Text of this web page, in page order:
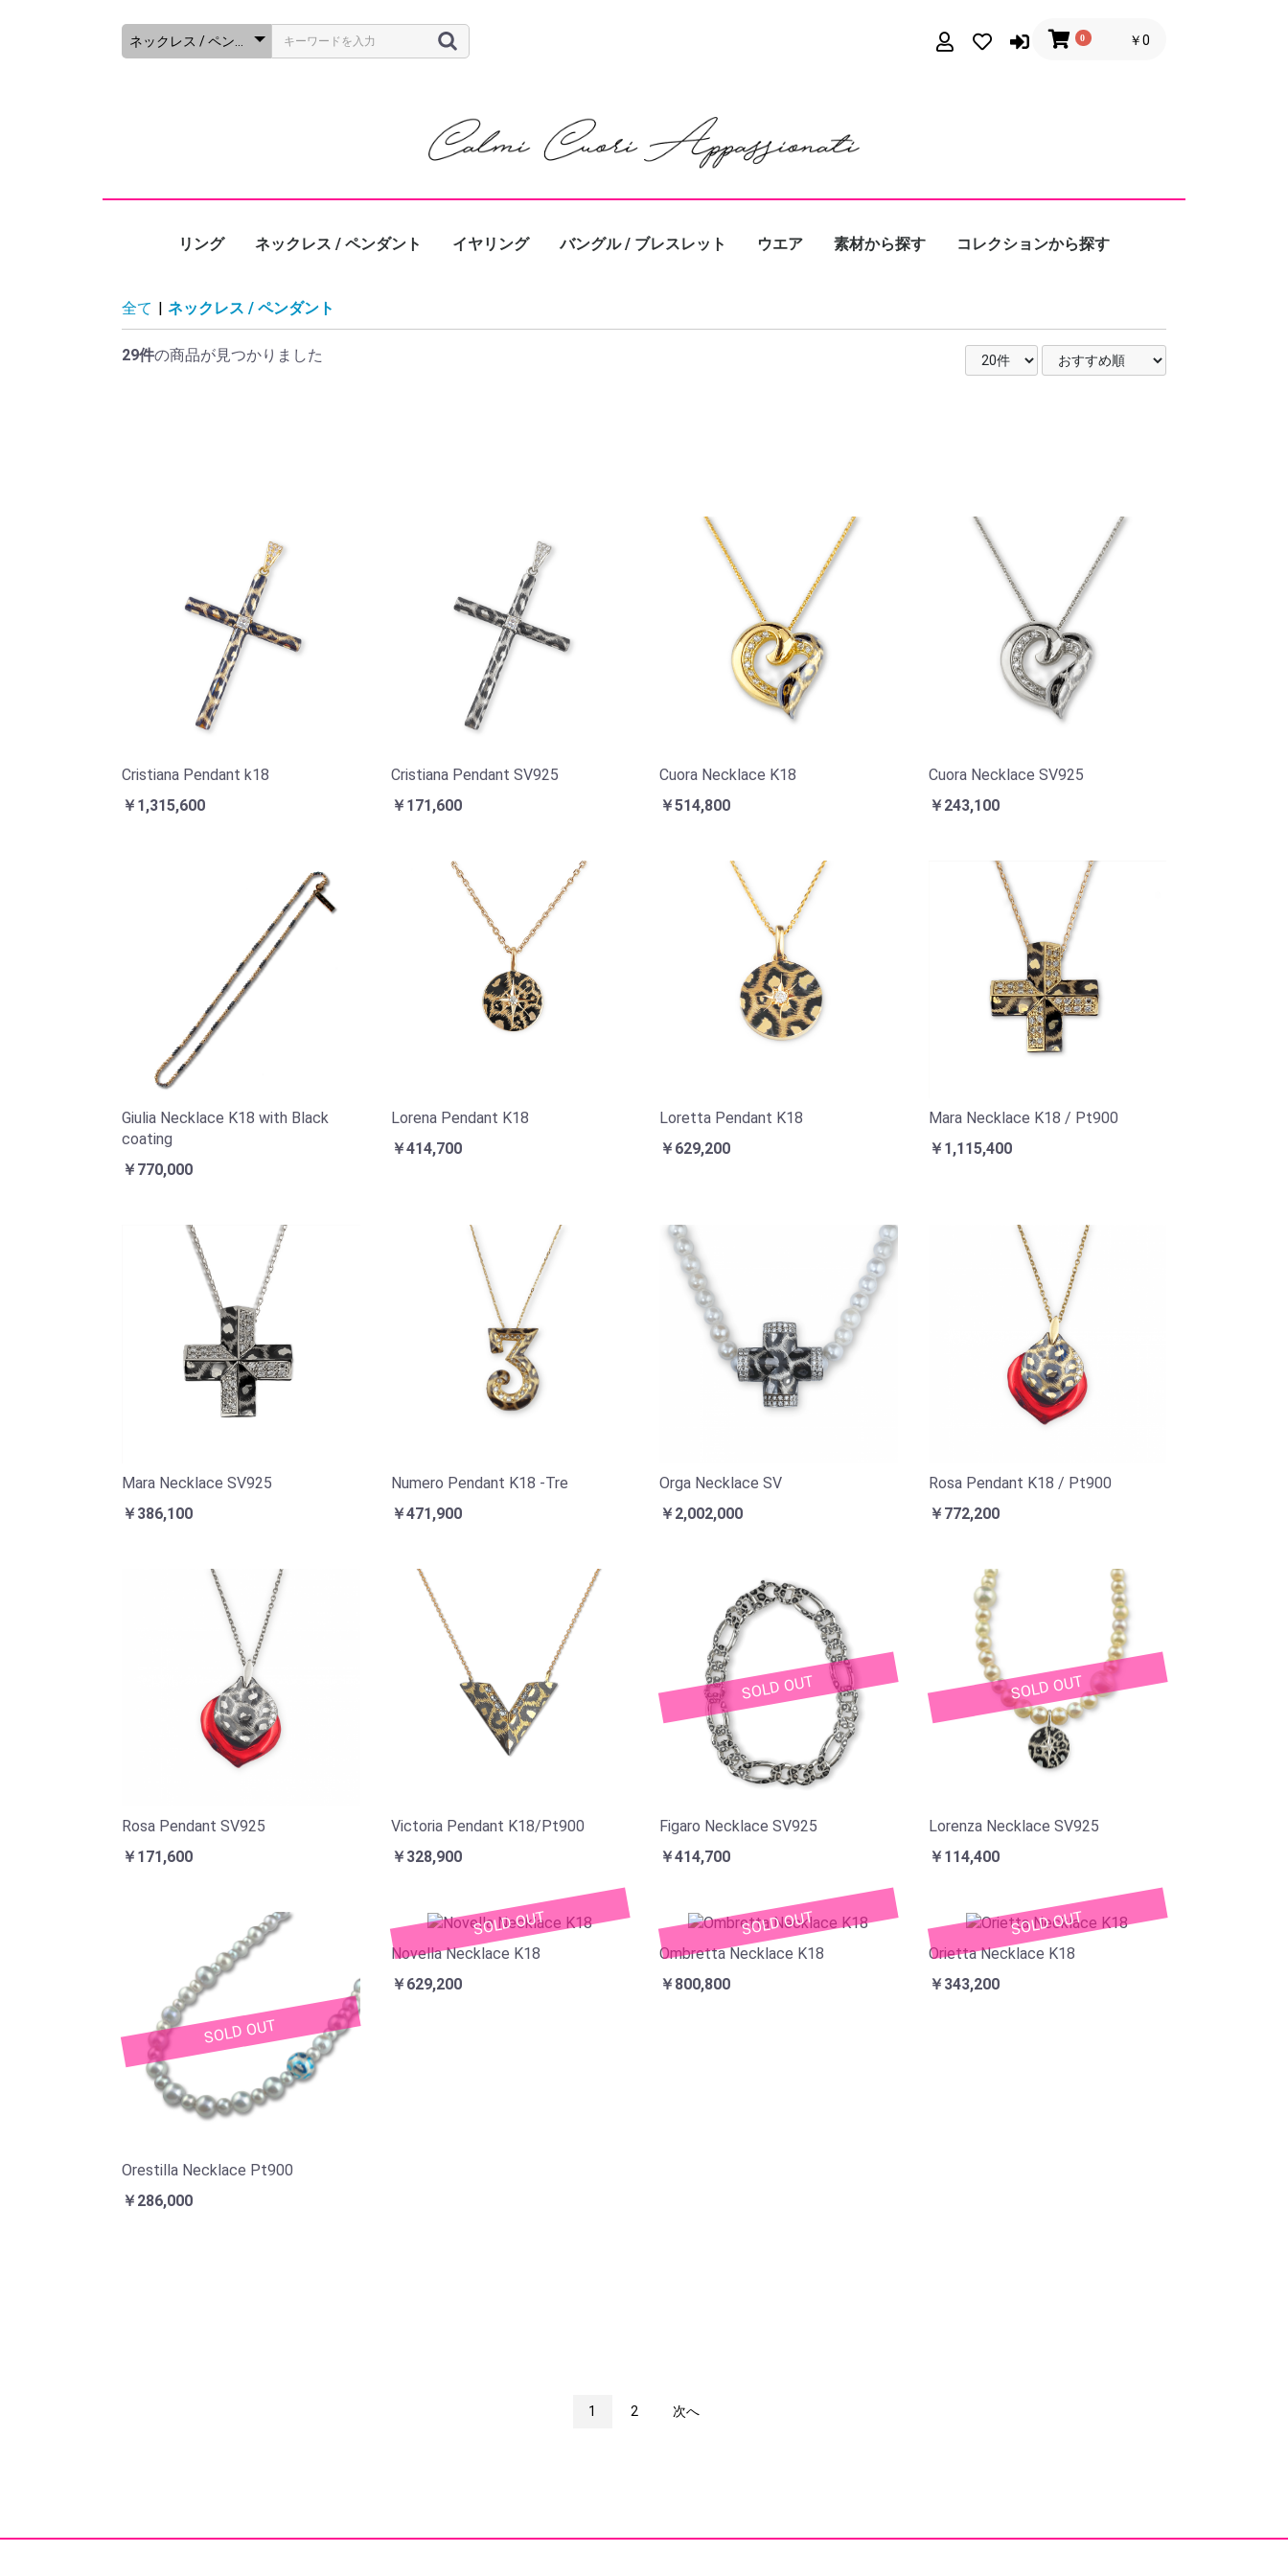
0 ￥0
リング ネックレス / ペンダント イヤリング バングル / ブレスレット ウエア 素材から探す コレクションから探す
全て ネックレス / ペンダント
29件の商品が見つかりました
Cristiana Pendant k18
￥1,315,600
Cristiana Pendant SV925
￥171,600
Cuora Necklace K18
￥514,800
Cuora Necklace SV925
￥243,100
Giulia Necklace K18 with Black
coating
￥770,000
Lorena Pendant K18
￥414,700
Loretta Pendant K18
￥629,200
Mara Necklace K18 / Pt900
￥1,115,400
Mara Necklace SV925
￥386,100
Numero Pendant K18 -Tre
￥471,900
Orga Necklace SV
￥2,002,000
Rosa Pendant K18 / Pt900
￥772,200
Rosa Pendant SV925
￥171,600
Victoria Pendant K18/Pt900
￥328,900
SOLD OUT
Figaro Necklace SV925
￥414,700
SOLD OUT
Lorenza Necklace SV925
￥114,400
SOLD OUT
Orestilla Necklace Pt900
￥286,000
SOLD OUT
Novella Necklace K18
￥629,200
SOLD OUT
Ombretta Necklace K18
￥800,800
SOLD OUT
Orietta Necklace K18
￥343,200
1 2 次へ